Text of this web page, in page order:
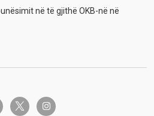
në të gjithë OKB-në në
f
twitter-x instagram